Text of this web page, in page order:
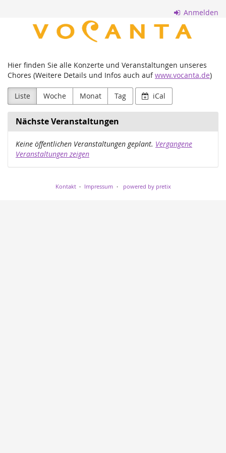
Anmelden
VOCANTA
Erlangen
Hier finden Sie alle Konzerte und Veranstaltungen unseres
Chores (Weitere Details und Infos auch aufwww.vocanta.de)
Liste Woche Monat Tag iCal
Nächste Veranstaltungen
Keine öffentlichen Veranstaltungen geplant. Vergangene
Veranstaltungen zeigen
Kontakt Impressum powered by pretix